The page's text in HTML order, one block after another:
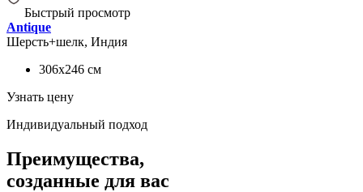
Быстрый просмотр
Antique
Шерсть+шелк, Индия
306x246 см
Узнать цену
Индивидуальный подход
Преимущества,
созданные для вас